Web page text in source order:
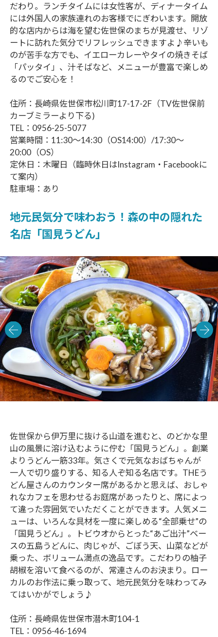
だわり。ランチタイムには女性客が、ディナータイム
には外国人の家族連れのお客様でにぎわいます。開放
的な店内からは海を望む佐世保のまちが見渡せ、リゾ
ートに訪れた気分でリフレッシュできますよ♪辛いも
のが苦手な方でも、イエローカレーやタイの焼きそば
「パッタイ」、汁そばなど、メニューが豊富で楽しめ
るのでご安心を！
住所：長崎県佐世保市松川町17-17-2F（TV佐世保前
カーブミラーより下る)
TEL：0956-25-5077
営業時間：11:30～14:30（OS14:00）/17:30～
20:00（OS）
定休日：木曜日（臨時休日はInstagram・Facebookに
て案内）
駐車場：あり
地元民気分で味わおう！森の中の隠れた
名店「国見うどん」
佐世保から伊万里に抜ける山道を進むと、のどかな里
山の風景に溶け込むように佇む「国見うどん」。創業
よりうどん一筋33年。気さくで元気なおばちゃんが
一人で切り盛りする、知る人ぞ知る名店です。THEう
どん屋さんのカウンター席があるかと思えば、おしゃ
れなカフェを思わせるお庭席があったりと、席によっ
て違った雰囲気でいただくことができます。人気メニ
ューは、いろんな具材を一度に楽しめる“全部乗せ”の
「国見うどん」。トビウオからとった“あご出汁”ベー
スの五島うどんに、肉じゃが、ごぼう天、山菜などが
乗った、ボリューム満点の逸品です。こだわりの柚子
胡椒を溶いて食べるのが、常連さんのお決まり。ロー
カルのお作法に乗っ取って、地元民気分を味わってみ
てはいかがでしょう♪
住所：長崎県佐世保市潜木町104-1
TEL：0956-46-1694